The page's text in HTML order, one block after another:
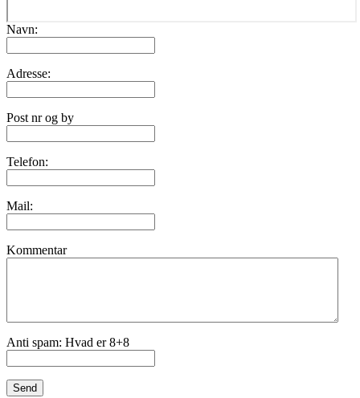
Navn:
Adresse:
Post nr og by
Telefon:
Mail:
Kommentar
Anti spam: Hvad er 8+8
Send